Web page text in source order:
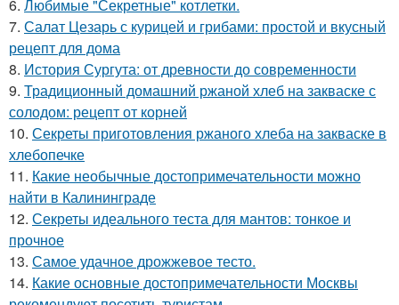
6. Любимые "Секретные" котлетки.
7. Салат Цезарь с курицей и грибами: простой и вкусный
рецепт для дома
8. История Сургута: от древности до современности
9. Традиционный домашний ржаной хлеб на закваске с
солодом: рецепт от корней
10. Секреты приготовления ржаного хлеба на закваске в
хлебопечке
11. Какие необычные достопримечательности можно
найти в Калининграде
12. Секреты идеального теста для мантов: тонкое и
прочное
13. Самое удачное дрожжевое тесто.
14. Какие основные достопримечательности Москвы